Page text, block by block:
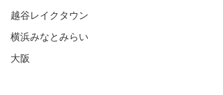
越谷レイクタウン
横浜みなとみらい
大阪